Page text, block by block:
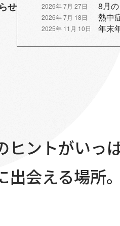
せ 2026年 7月 27日 8月
2026年 7月 18日 熱中
2025年 11月 10日 年末
ヒントがいっ
会える場所。